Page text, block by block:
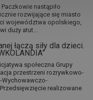
nastąpiło
rozwijające się miasto
województwa opolskiego,
duży atut...
łączą siły dla dzieci.
społeczna Grupy
przestrzeni rozrywkowo-
Wychowawczo-
realizowane